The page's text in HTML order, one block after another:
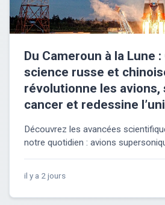
Du Cameroun à la Lune
science russe et
révolutionne les avions,
cancer et redessine
Découvrez les avancées
notre quotidien : avions
il y a 2 jours